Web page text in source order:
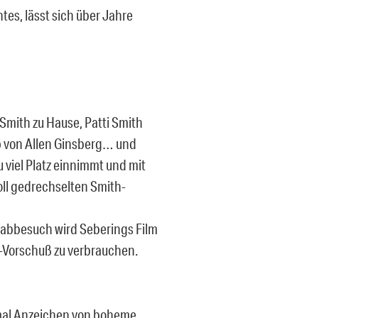
lässt sich über Jahre
zu Hause, Patti Smith
von Allen Ginsberg… und
viel Platz einnimmt und mit
gedrechselten Smith-
wird Seberings Film
zu verbrauchen.
Anzeichen von boheme